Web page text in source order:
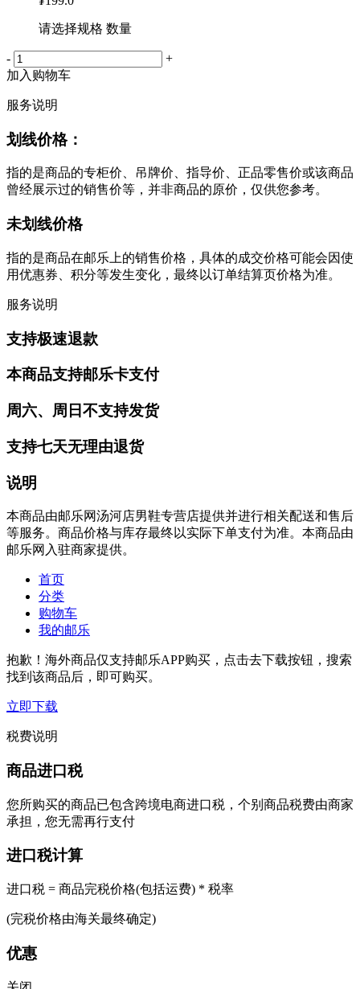
请选择规格 数量
-
+
加入购物车
服务说明
划线价格：
指的是商品的专柜价、吊牌价、指导价、正品零售价或该商品
曾经展示过的销售价等，并非商品的原价，仅供您参考。
未划线价格
指的是商品在邮乐上的销售价格，具体的成交价格可能会因使
用优惠券、积分等发生变化，最终以订单结算页价格为准。
服务说明
支持极速退款
本商品支持邮乐卡支付
周六、周日不支持发货
支持七天无理由退货
说明
本商品由邮乐网汤河店男鞋专营店提供并进行相关配送和售后
等服务。商品价格与库存最终以实际下单支付为准。本商品由
邮乐网入驻商家提供。
首页
分类
购物车
我的邮乐
抱歉！海外商品仅支持邮乐APP购买，点击去下载按钮，搜索
找到该商品后，即可购买。
立即下载
税费说明
商品进口税
您所购买的商品已包含跨境电商进口税，个别商品税费由商家
承担，您无需再行支付
进口税计算
进口税 = 商品完税价格(包括运费) * 税率
(完税价格由海关最终确定)
优惠